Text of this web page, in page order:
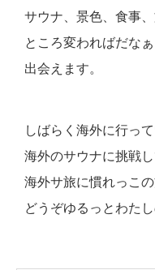
サウナ、景色、食事
ところ変わればだな
出会えます。
しばらく海外に行っ
海外のサウナに挑戦
海外サ旅に慣れっこの
どうぞゆるっとわた